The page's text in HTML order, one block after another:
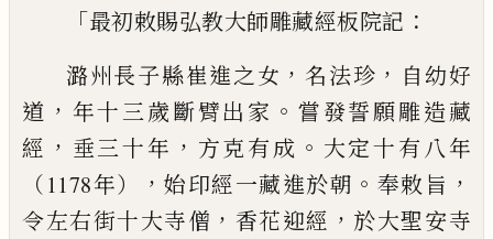
「最初敕賜弘教大師雕藏經板院記 ：
潞州長子縣崔進之女 ，名法珍 ， 自幼好
道 ， 年十三歲斷臂出家 。 嘗發誓願雕造藏
經 ， 垂三十年 ， 方克有成 。 大定十有八年
（1178年）
，始印經一藏進於朝 。 奉敕旨 ，
令左右街十大寺僧 ， 香花迎經 ， 於大聖安寺